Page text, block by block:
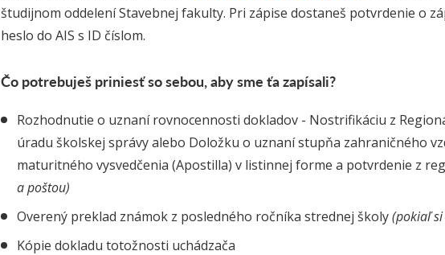
študijnom oddelení Stavebnej fakulty. Pri zápise dostaneš potvrdenie o
heslo do AIS s ID číslom.
Čo potrebuješ priniesť so sebou, aby sme ťa zapísali?
Rozhodnutie o uznaní rovnocennosti dokladov - Nostrifikáciu z
úradu školskej správy alebo Doložku o uznaní stupňa zahraničného
maturitného vysvedčenia (Apostilla) v listinnej forme a potvrdenie z
a poštou)
Overený preklad známok z posledného ročníka strednej školy(pokiaľ
Kópie dokladu totožnosti uchádzača